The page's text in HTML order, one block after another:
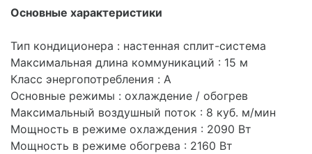
Основные характеристики
Тип кондиционера : настенная сплит-система
Максимальная длина коммуникаций : 15 м
Класс энергопотребления : A
Основные режимы : охлаждение / обогрев
Максимальный воздушный поток : 8 куб. м/мин
Мощность в режиме охлаждения : 2090 Вт
Мощность в режиме обогрева : 2160 Вт